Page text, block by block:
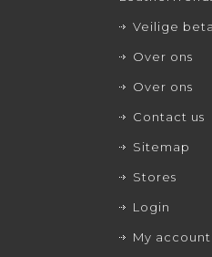
Veilige
Over ons
Over ons
Contact us
Sitemap
Stores
Login
My account